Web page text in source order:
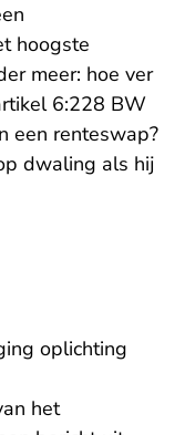
hoogste
meer: hoe ver
6:228 BW
een renteswap?
dwaling als hij
oplichting
het